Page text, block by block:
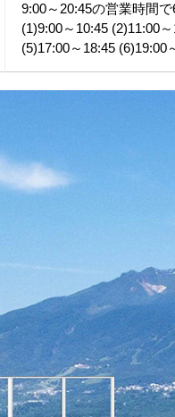
9:00～20:45の営業時間
(1)9:00～10:45 (2)11:00
(5)17:00～18:45 (6)19:00